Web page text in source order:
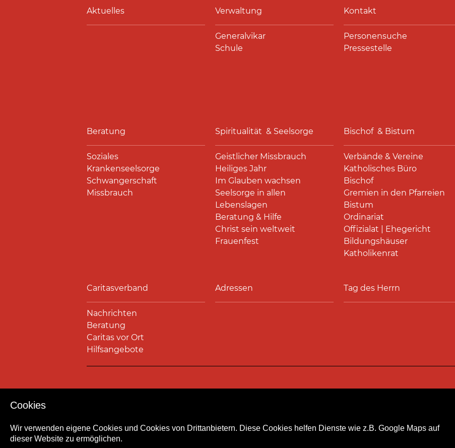
Cookies
Wir verwenden eigene Cookies und Cookies von Drittanbietern. Diese Cookies helfen Dienste wie z.B. Google Maps auf
dieser Website zu ermöglichen.
Aktuelles Verwaltung
Generalvikar
Schule
Kontakt
Personensuche
Pressestelle
Beratung
Soziales
Krankenseelsorge
Schwangerschaft
Missbrauch
Spiritualität & Seelsorge
Geistlicher Missbrauch
Heiliges Jahr
Im Glauben wachsen
Seelsorge in allen
Lebenslagen
Beratung & Hilfe
Christ sein weltweit
Frauenfest
Bischof & Bistum
Verbände & Vereine
Katholisches Büro
Bischof
Gremien in den Pfarreien
Bistum
Ordinariat
Offizialat | Ehegericht
Bildungshäuser
Katholikenrat
Caritasverband
Nachrichten
Beratung
Caritas vor Ort
Hilfsangebote
Adressen Tag des Herrn